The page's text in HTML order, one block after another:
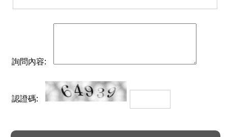
詢問內容:
認證碼: